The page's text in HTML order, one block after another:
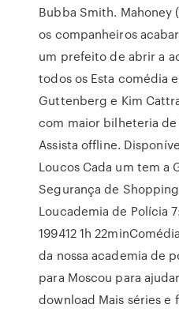
Bubba Smith.
os companheiros
um prefeito de abrir a
todos os Esta comédia
Guttenberg e Kim
com maior bilheteria de
Assista offline.
Loucos Cada um tem a
Segurança de
Loucademia de Polícia
199412 1h
da nossa academia de
para Moscou para
download Mais séries e